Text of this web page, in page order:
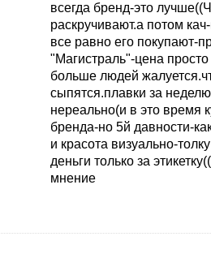
всегда бренд-это
раскручивают.а потом
все равно его покупают-
"Магистраль"-цена
больше людей
сыпятся.плавки за
нереально(и в это время
бренда-но 5й давности-
и красота визуально-
деньги только за
мнение